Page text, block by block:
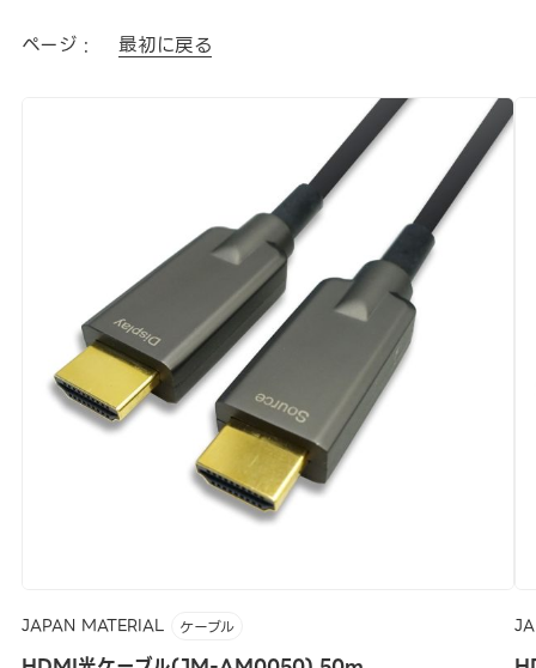
ページ : 最初に戻る
JAPAN MATERIAL ケーブル